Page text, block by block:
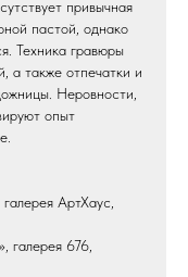
привычная
пастой, однако
Техника гравюры
а также отпечатки и
Неровности,
опыт
АртХаус,
галерея 676,